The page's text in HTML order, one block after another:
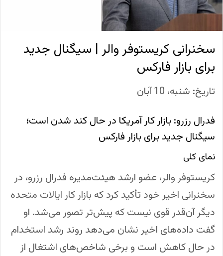
سخنرانی کریستوفر والر | سیگنال جدید
برای بازار فارکس
تاریخ: شنبه، 10 آبان
فدرال رزرو: بازار کار آمریکا در حال کند شدن است؛
سیگنال جدید برای بازار فارکس
نمای کلی
کریستوفر والر، عضو ارشد هیئت‌مدیره فدرال رزرو، در
سخنرانی اخیر خود تأکید کرد که بازار کار ایالات متحده
دیگر آن‌قدر قوی نیست که پیش‌تر تصور می‌شد. او
گفت داده‌های اخیر نشان می‌دهد روند رشد استخدام
در حال کاهش است و برخی شاخص‌های اشتغال از